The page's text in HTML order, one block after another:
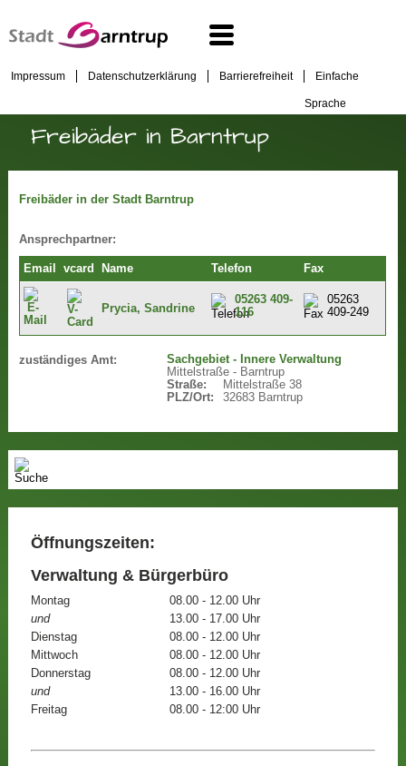
Impressum Datenschutzerklärung Barrierefreiheit Einfache
Sprache
Freibäder in Barntrup
Freibäder in der Stadt Barntrup
Ansprechpartner:
Email vcard Name Telefon Fax
Prycia, Sandrine
05263 409-
116
05263
409-249
zuständiges Amt:
Sachgebiet - Innere Verwaltung
Mittelstraße - Barntrup
Straße:
Mittelstraße 38
PLZ/Ort:
32683 Barntrup
Öffnungszeiten:
Verwaltung & Bürgerbüro
Montag
08.00 - 12.00 Uhr
und
13.00 - 17.00 Uhr
Dienstag
08.00 - 12.00 Uhr
Mittwoch
08.00 - 12.00 Uhr
Donnerstag
08.00 - 12.00 Uhr
und
13.00 - 16.00 Uhr
Freitag
08.00 - 12:00 Uhr